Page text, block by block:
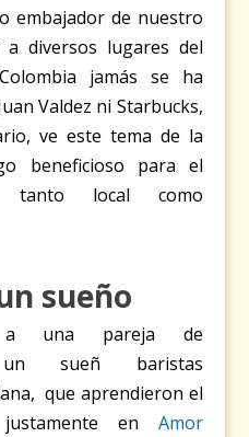
embajador de nuestro
diversos lugares del
jamás se ha
Valdez ni Starbucks,
ve este tema de la
beneficioso para el
tanto local como
sueño
una pareja de
un sueñ baristas
que aprendieron el
en Amor